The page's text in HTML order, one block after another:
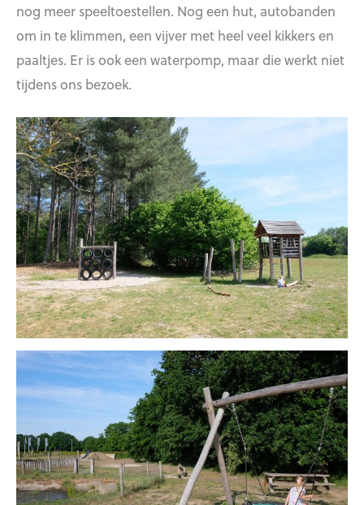
nog meer speeltoestellen. Nog een hut, autobanden
om in te klimmen, een vijver met heel veel kikkers en
paaltjes. Er is ook een waterpomp, maar die werkt niet
tijdens ons bezoek.